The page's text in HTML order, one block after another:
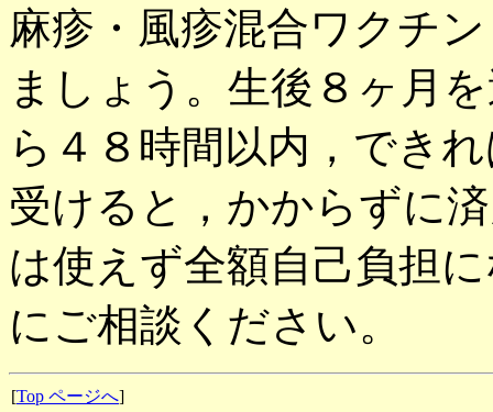
麻疹・風疹混合ワクチ
ましょう。生後８ヶ月
ら４８時間以内，でき
受けると，かからずに
は使えず全額自己負担
にご相談ください。
[Top ページへ]